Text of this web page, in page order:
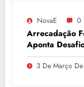
NovaE 0
Arrecadação
Aponta
Inadimplência
3 De Março